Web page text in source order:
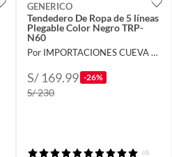
GENERICO
Tendedero De Ropa de 5 líneas
Plegable Color Negro TRP-
N60
Por IMPORTACIONES CUEVA EyM
S/ 169.99 -26%
S/ 230
(6)